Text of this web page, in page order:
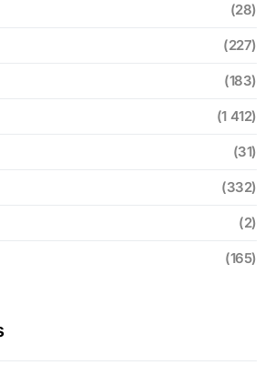
(28)
(227)
(183)
(1 412)
(31)
(332)
(2)
(165)